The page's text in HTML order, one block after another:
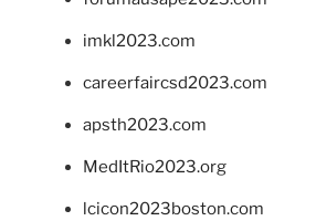
imkl2023.com
careerfaircsd2023.com
apsth2023.com
MedItRio2023.org
lcicon2023boston.com